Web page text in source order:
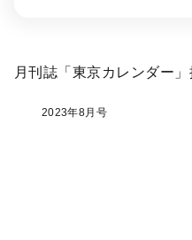
月刊誌「東京カレンダー
2023年8月号